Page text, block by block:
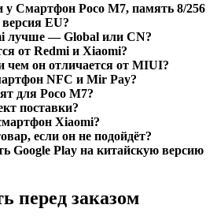
Смартфон Poco M7, память 8/256
EU?
лучше — Global или CN?
от Redmi и Xiaomi?
чем он отличается от MIUI?
NFC и Mir Pay?
для Poco M7?
поставки?
Xiaomi?
если он не подойдёт?
Google Play на китайскую версию
перед заказом